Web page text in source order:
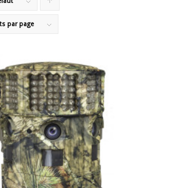
produits
en
ordre
ascendant
par page